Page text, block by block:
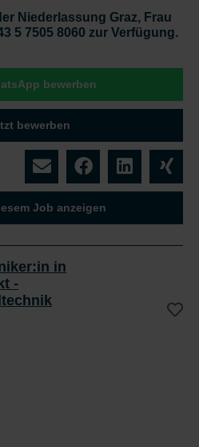
Niederlassung Graz, Frau
5 7505 8060 zur Verfügung.
bewerben
bewerben
Job anzeigen
in
-